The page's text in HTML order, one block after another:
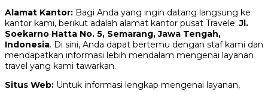
Alamat Kantor: Bagi Anda yang ingin datang langsung ke
kantor kami, berikut adalah alamat kantor pusat Travele:Jl.
Soekarno Hatta No. 5, Semarang, Jawa Tengah,
Indonesia. Di sini, Anda dapat bertemu dengan staf kami dan
mendapatkan informasi lebih mendalam mengenai layanan
travel yang kami tawarkan.
Situs Web: Untuk informasi lengkap mengenai layanan,